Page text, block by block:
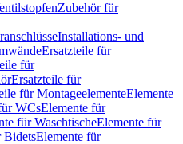
Zubehör für
Installations- und
Ersatzteile für
für
Ersatzteile für
für MontageelementeElemente
WCsElemente für
für WaschtischeElemente für
BidetsElemente für